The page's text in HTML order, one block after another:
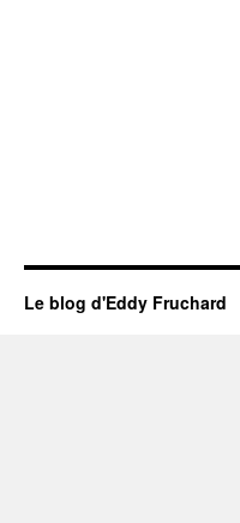
Le blog d'Eddy Fruchard